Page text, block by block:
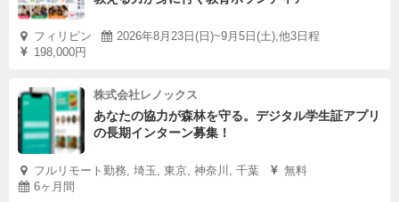
フィリピン
2026年8月23日(日)~9月5日(土),他3日程
198,000円
株式会社レノックス
あなたの協力が森林を守る。デジタル学生証アプリ
の長期インターン募集！
フルリモート勤務, 埼玉, 東京, 神奈川, 千葉
無料
6ヶ月間